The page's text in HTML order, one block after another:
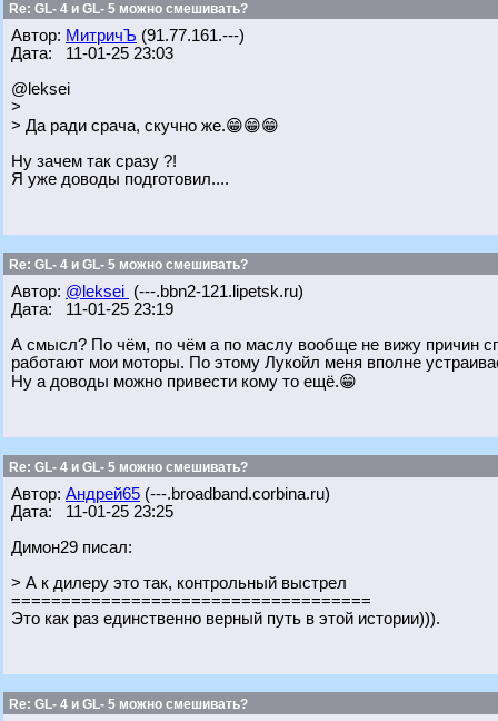
Re: GL- 4 и GL- 5 можно смешивать?
Автор: МитричЪ (91.77.161.---)
Дата: 11-01-25 23:03
@leksei
>
> Да ради срача, скучно же.😁😁😁
Ну зачем так сразу ?!
Я уже доводы подготовил....
Re: GL- 4 и GL- 5 можно смешивать?
Автор: @leksei (---.bbn2-121.lipetsk.ru)
Дата: 11-01-25 23:19
А смысл? По чём, по чём а по маслу вообще не вижу причин
работают мои моторы. По этому Лукойл меня вполне
Ну а доводы можно привести кому то ещё.😁
Re: GL- 4 и GL- 5 можно смешивать?
Автор: Андрей65 (---.broadband.corbina.ru)
Дата: 11-01-25 23:25
Димон29 писал:
> А к дилеру это так, контрольный выстрел
====================================
Это как раз единственно верный путь в этой истории))).
Re: GL- 4 и GL- 5 можно смешивать?